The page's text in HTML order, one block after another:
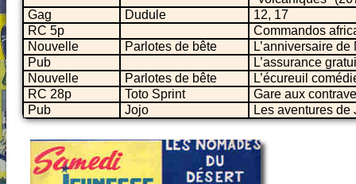
Gag
Dudule
12, 17
RC 5p
Commandos
Nouvelle
Parlotes de bête
L’anniversaire
Pub
L’assurance
Nouvelle
Parlotes de bête
L’écureuil
RC 28p
Toto Sprint
Gare aux
Pub
Jojo Les aventures